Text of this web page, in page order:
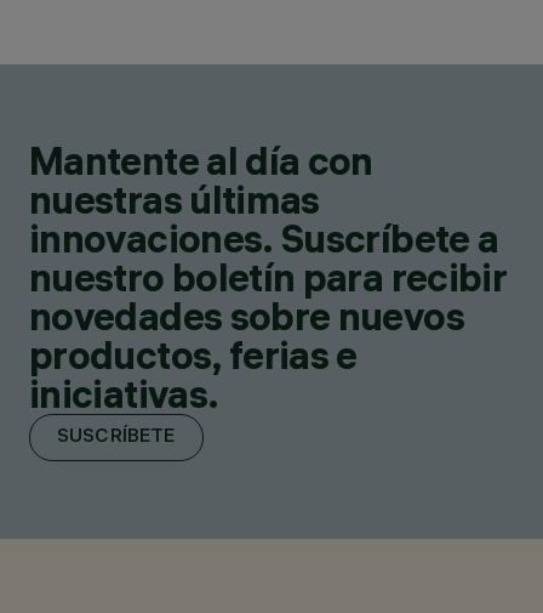
Mantente al día con
nuestras últimas
innovaciones. Suscríbete a
nuestro boletín para recibir
novedades sobre nuevos
productos, ferias e
iniciativas.
SUSCRÍBETE